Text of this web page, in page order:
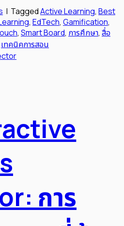
| TaggedActive Learning, Best
, EdTech, Gamification,
, Smart Board, การศึกษา, สื่อ
เทคนิคการสอน
การ